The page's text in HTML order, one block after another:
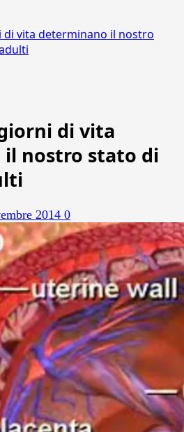
vita determinano il nostro
di vita
nostro stato di
2014 0